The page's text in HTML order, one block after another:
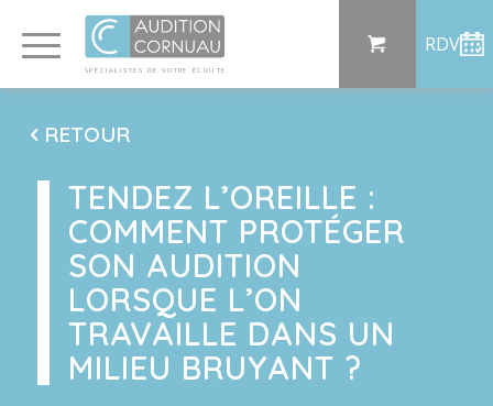
SP ÉCI AL I S TE S DE VO TRE ÉC OU TE
RDV
RETOUR
TENDEZ L’OREILLE :
COMMENT PROTÉGER
SON AUDITION
LORSQUE L’ON
TRAVAILLE DANS UN
MILIEU BRUYANT ?
Panneau de gestion des cookies